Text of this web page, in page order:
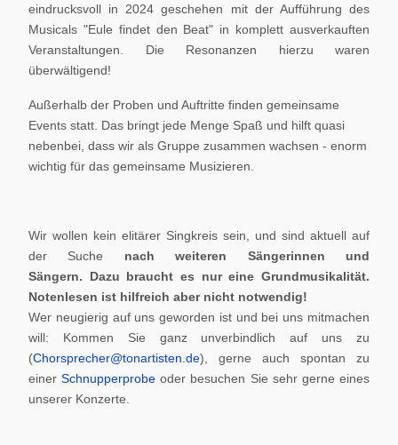
eindrucksvoll in 2024 geschehen mit der Aufführung des
Musicals "Eule findet den Beat" in komplett ausverkauften
Veranstaltungen. Die Resonanzen hierzu waren
überwältigend!
Außerhalb der Proben und Auftritte finden gemeinsame
Events statt. Das bringt jede Menge Spaß und hilft quasi
nebenbei, dass wir als Gruppe zusammen wachsen - enorm
wichtig für das gemeinsame Musizieren.
Wir wollen kein elitärer Singkreis sein, und sind aktuell auf
der Suche nach weiteren Sängerinnen und
Sängern. Dazu braucht es nur eine Grundmusikalität.
Notenlesen ist hilfreich aber nicht notwendig!
Wer neugierig auf uns geworden ist und bei uns mitmachen
will: Kommen Sie ganz unverbindlich auf uns zu
(Chorsprecher@tonartisten.de), gerne auch spontan zu
einerSchnupperprobe oder besuchen Sie sehr gerne eines
unserer Konzerte.